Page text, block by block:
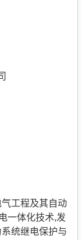
工程及其自动
一体化技术,发
统继电保护与